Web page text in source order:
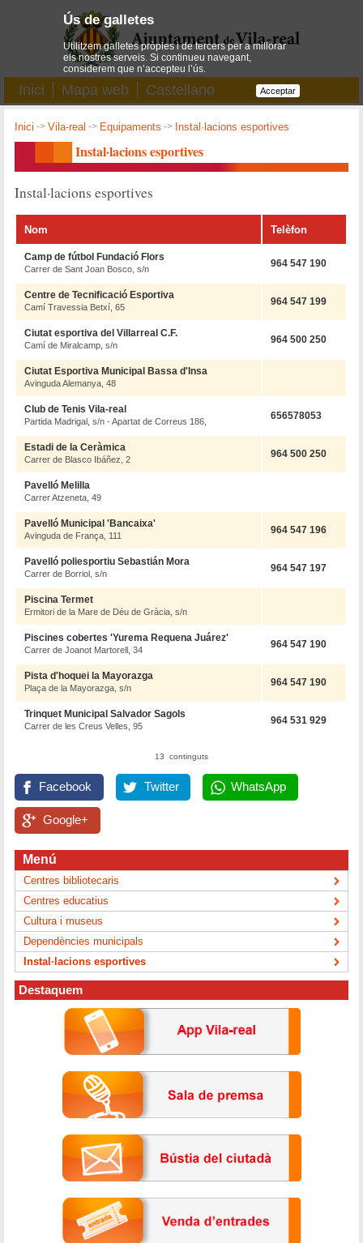
Inici Mapa web Castellano
Inici ->Vila-real -> Equipaments -> Instal·lacions esportives
Instal·lacions esportives
Instal·lacions esportives
Nom Telèfon
Camp de fútbol Fundació Flors
Carrer de Sant Joan Bosco, s/n 964 547 190
Centre de Tecnificació Esportiva
Camí Travessia Betxí, 65 964 547 199
Ciutat esportiva del Villarreal C.F.
Camí de Miralcamp, s/n 964 500 250
Ciutat Esportiva Municipal Bassa d'Insa
Avinguda Alemanya, 48
Club de Tenis Vila-real
Partida Madrigal, s/n - Apartat de Correus 186, 656578053
Estadi de la Ceràmica
Carrer de Blasco Ibáñez, 2 964 500 250
Pavelló Melilla
Carrer Atzeneta, 49
Pavelló Municipal 'Bancaixa'
Avinguda de França, 111 964 547 196
Pavelló poliesportiu Sebastián Mora
Carrer de Borriol, s/n 964 547 197
Piscina Termet
Ermitori de la Mare de Déu de Gràcia, s/n
Piscines cobertes 'Yurema Requena Juárez'
Carrer de Joanot Martorell, 34 964 547 190
Pista d'hoquei la Mayorazga
Plaça de la Mayorazga, s/n 964 547 190
Trinquet Municipal Salvador Sagols
Carrer de les Creus Velles, 95 964 531 929
13 continguts
Facebook Twitter WhatsApp
Google+
Menú
Centres bibliotecaris
Centres educatius
Cultura i museus
Dependències municipals
Instal·lacions esportives
Destaquem
Ús de galletes
Utilitzem galletes pròpies i de tercers per a millorar
els nostres serveis. Si continueu navegant,
considerem que n’accepteu l’ús.
Acceptar